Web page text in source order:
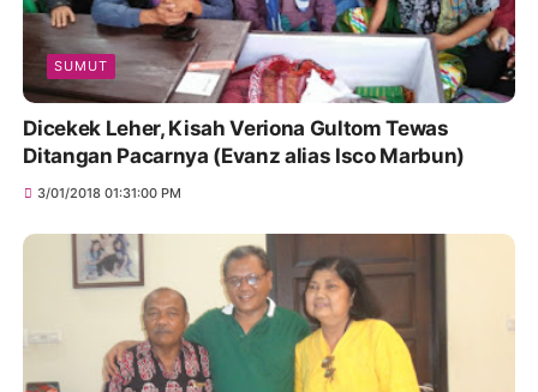
SUMUT
Dicekek Leher, Kisah Veriona Gultom Tewas
Ditangan Pacarnya (Evanz alias Isco Marbun)
3/01/2018 01:31:00 PM